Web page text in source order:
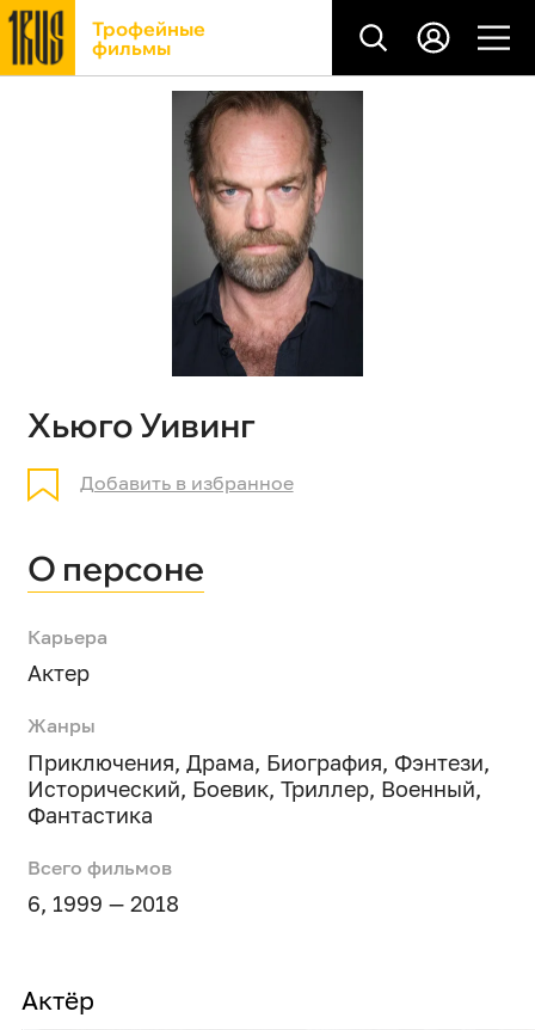
Трофейные
фильмы
Хьюго Уивинг
Добавить в избранное
О персоне
Карьера
Актер
Жанры
Приключения, Драма, Биография, Фэнтези,
Исторический, Боевик, Триллер, Военный,
Фантастика
Всего фильмов
6, 1999 — 2018
Актёр